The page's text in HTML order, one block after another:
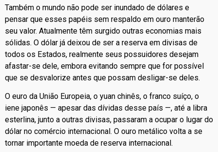
Também o mundo não pode ser inundado de dólares e
pensar que esses papéis sem respaldo em ouro manterão
seu valor. Atualmente têm surgido outras economias mais
sólidas. O dólar já deixou de ser a reserva em divisas de
todos os Estados, realmente seus possuidores desejam
afastar-se dele, embora evitando sempre que for possível
que se desvalorize antes que possam desligar-se deles.
O euro da União Europeia, o yuan chinês, o franco suíço, o
iene japonês — apesar das dívidas desse país —, até a libra
esterlina, junto a outras divisas, passaram a ocupar o lugar do
dólar no comércio internacional. O ouro metálico volta a se
tornar importante moeda de reserva internacional.